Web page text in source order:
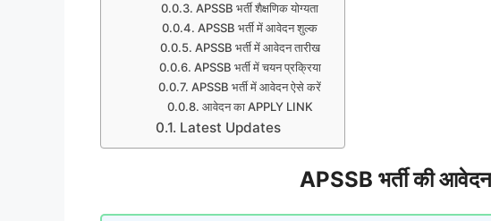
APSSB भर्ती शैक्षणिक योग्यता
APSSB भर्ती में आवेदन शुल्क
APSSB भर्ती में आवेदन तारीख
APSSB भर्ती में चयन प्रक्रिया
APSSB भर्ती में आवेदन ऐसे करें
आवेदन का APPLY LINK
Latest Updates
APSSB भर्ती की आवेदन